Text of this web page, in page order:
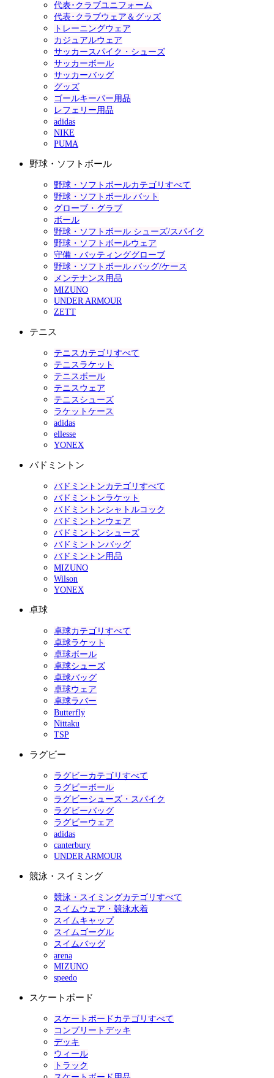
代表･クラブユニフォーム
代表･クラブウェア＆グッズ
トレーニングウェア
カジュアルウェア
サッカースパイク・シューズ
サッカーボール
サッカーバッグ
グッズ
ゴールキーパー用品
レフェリー用品
adidas
NIKE
PUMA
野球・ソフトボール
野球・ソフトボールカテゴリすべて
野球・ソフトボール バット
グローブ・グラブ
ボール
野球・ソフトボール シューズ/スパイク
野球・ソフトボールウェア
守備・バッティンググローブ
野球・ソフトボール バッグ/ケース
メンテナンス用品
MIZUNO
UNDER ARMOUR
ZETT
テニス
テニスカテゴリすべて
テニスラケット
テニスボール
テニスウェア
テニスシューズ
ラケットケース
adidas
ellesse
YONEX
バドミントン
バドミントンカテゴリすべて
バドミントンラケット
バドミントンシャトルコック
バドミントンウェア
バドミントンシューズ
バドミントンバッグ
バドミントン用品
MIZUNO
Wilson
YONEX
卓球
卓球カテゴリすべて
卓球ラケット
卓球ボール
卓球シューズ
卓球バッグ
卓球ウェア
卓球ラバー
Butterfly
Nittaku
TSP
ラグビー
ラグビーカテゴリすべて
ラグビーボール
ラグビーシューズ・スパイク
ラグビーバッグ
ラグビーウェア
adidas
canterbury
UNDER ARMOUR
競泳・スイミング
競泳・スイミングカテゴリすべて
スイムウェア・競泳水着
スイムキャップ
スイムゴーグル
スイムバッグ
arena
MIZUNO
speedo
スケートボード
スケートボードカテゴリすべて
コンプリートデッキ
デッキ
ウィール
トラック